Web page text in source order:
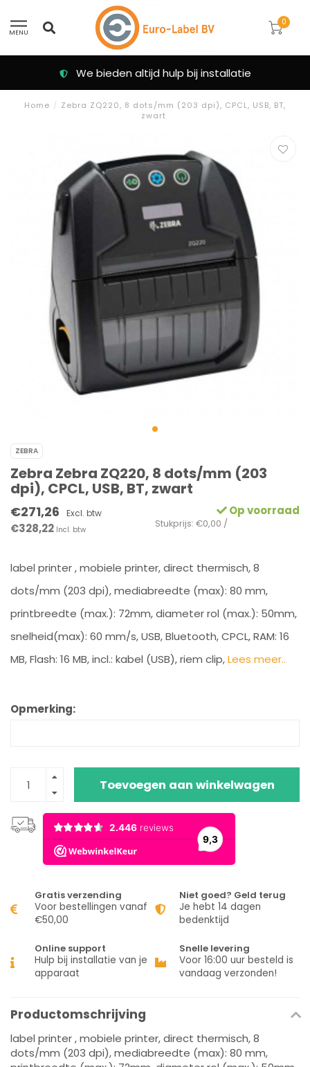
MENU
0
We bieden altijd hulp bij installatie
Home / Zebra ZQ220, 8 dots/mm (203 dpi), CPCL, USB, BT,
zwart
ZEBRA
Zebra Zebra ZQ220, 8 dots/mm (203
dpi), CPCL, USB, BT, zwart
€271,26 Excl. btw
€328,22 Incl. btw
Op voorraad
Stukprijs: €0,00 /
label printer , mobiele printer, direct thermisch, 8
dots/mm (203 dpi), mediabreedte (max): 80 mm,
printbreedte (max.): 72mm, diameter rol (max.): 50mm,
snelheid(max): 60 mm/s, USB, Bluetooth, CPCL, RAM: 16
MB, Flash: 16 MB, incl.: kabel (USB), riem clip,Lees meer..
Opmerking:
Toevoegen aan winkelwagen
Gratis verzending
Voor bestellingen vanaf
€50,00
Niet goed? Geld terug
Je hebt 14 dagen
bedenktijd
Online support
Hulp bij installatie van je
apparaat
Snelle levering
Voor 16:00 uur besteld is
vandaag verzonden!
Productomschrijving
label printer , mobiele printer, direct thermisch, 8
dots/mm (203 dpi), mediabreedte (max): 80 mm,